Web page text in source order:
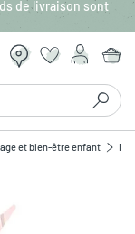
de livraison sont
et bien-être enfant